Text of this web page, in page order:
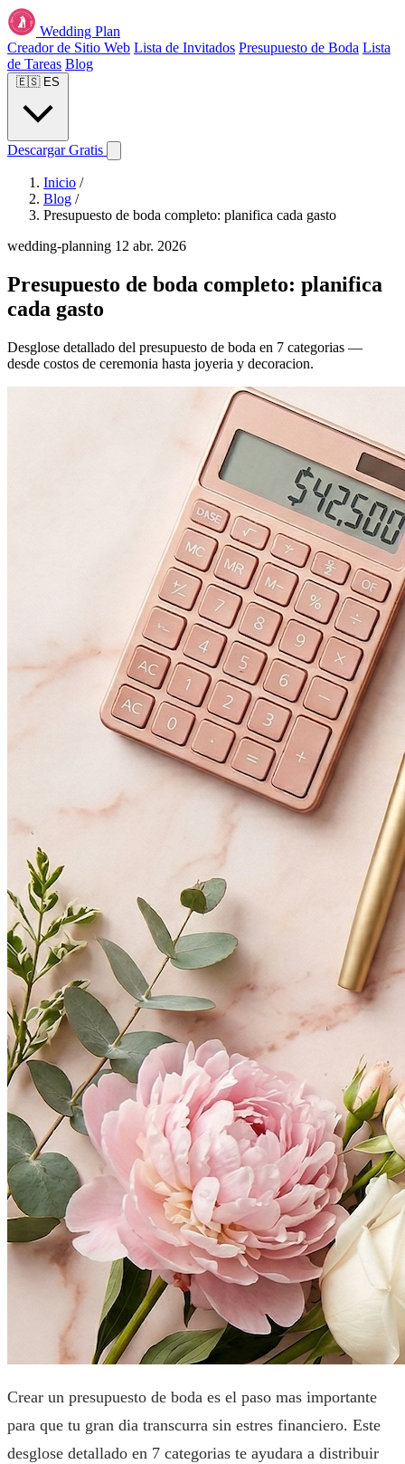
Wedding Plan
Creador de Sitio Web Lista de Invitados Presupuesto de Boda Lista
de Tareas Blog
🇪🇸 ES
Descargar Gratis
Inicio /
Blog /
Presupuesto de boda completo: planifica cada gasto
wedding-planning 12 abr. 2026
Presupuesto de boda completo: planifica
cada gasto
Desglose detallado del presupuesto de boda en 7 categorias —
desde costos de ceremonia hasta joyeria y decoracion.
Crear un presupuesto de boda es el paso mas importante
para que tu gran dia transcurra sin estres financiero. Este
desglose detallado en 7 categorias te ayudara a distribuir